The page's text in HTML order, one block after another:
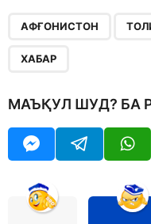
АФҒОНИСТОН
ХАБАР
МАЪҚУЛ ШУД? БА